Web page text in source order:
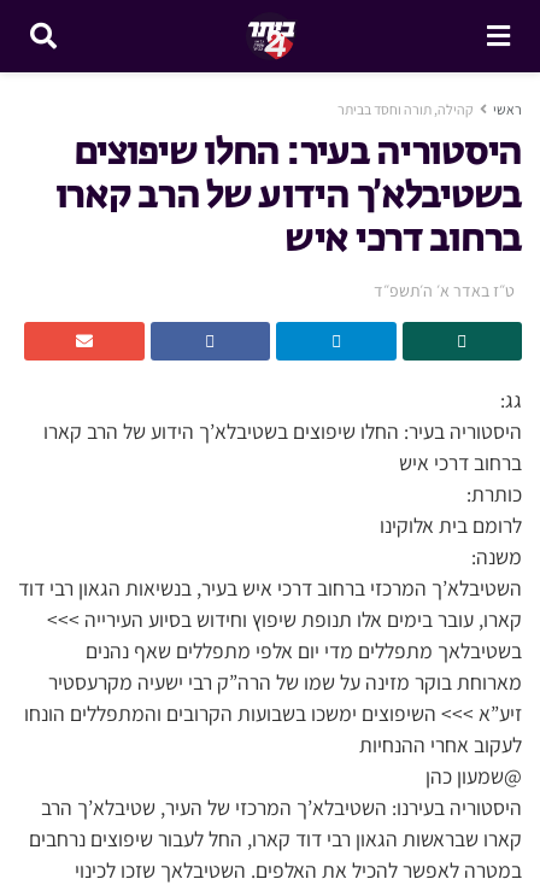
ראשי קהילה, תורה וחסד בביתר
היסטוריה בעיר: החלו שיפוצים
בשטיבלא’ך הידוע של הרב קארו
ברחוב דרכי איש
ט״ז באדר א׳ ה׳תשפ״ד
גג:
היסטוריה בעיר: החלו שיפוצים בשטיבלא’ך הידוע של הרב קארו
ברחוב דרכי איש
כותרת:
לרומם בית אלוקינו
משנה:
השטיבלא’ך המרכזי ברחוב דרכי איש בעיר, בנשיאות הגאון רבי דוד
קארו, עובר בימים אלו תנופת שיפוץ וחידוש בסיוע העירייה >>>
בשטיבלאך מתפללים מדי יום אלפי מתפללים שאף נהנים
מארוחת בוקר מזינה על שמו של הרה”ק רבי ישעיה מקרעסטיר
זיע”א >>> השיפוצים ימשכו בשבועות הקרובים והמתפללים הונחו
לעקוב אחרי ההנחיות
@שמעון כהן
היסטוריה בעירנו: השטיבלא’ך המרכזי של העיר, שטיבלא’ך הרב
קארו שבראשות הגאון רבי דוד קארו, החל לעבור שיפוצים נרחבים
במטרה לאפשר להכיל את האלפים. השטיבלאך שזכו לכינוי